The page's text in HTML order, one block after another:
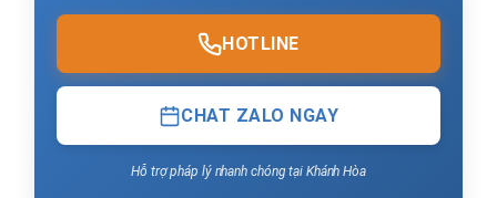
HOTLINE
CHAT ZALO NGAY
Hỗ trợ pháp lý nhanh chóng tại Khánh Hòa